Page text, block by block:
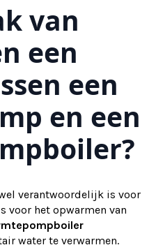
van
een
een
en een
verantwoordelijk is voor
voor het opwarmen van
water te verwarmen.